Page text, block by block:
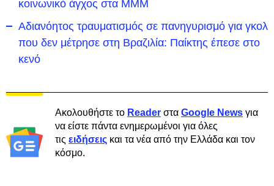
κοινωνικό άγχος στα ΜΜΜ
Αδιανόητος τραυματισμός σε πανηγυρισμό για γκολ
που δεν μέτρησε στη Βραζιλία: Παίκτης έπεσε στο
κενό
Ακολουθήστε το Reader στα Google News για
να είστε πάντα ενημερωμένοι για όλες
τις ειδήσεις και τα νέα από την Ελλάδα και τον
κόσμο.